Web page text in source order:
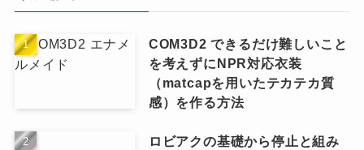
COM3D2 できるだけ難しいこと
を考えずにNPR対応衣装
（matcapを用いたテカテカ質
感）を作る方法
ロビアクの基礎から停止と組み